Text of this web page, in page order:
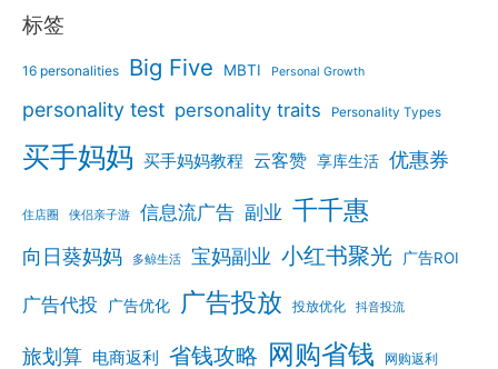
标签
16 personalities Big Five MBTI Personal Growth
personality test personality traits Personality Types
买手妈妈 买手妈妈教程 云客赞 享库生活 优惠券
住店圈 侠侣亲子游 信息流广告 副业 千千惠
向日葵妈妈 多鲸生活 宝妈副业 小红书聚光 广告ROI
广告代投 广告优化 广告投放 投放优化 抖音投流
旅划算 电商返利 省钱攻略 网购省钱 网购返利